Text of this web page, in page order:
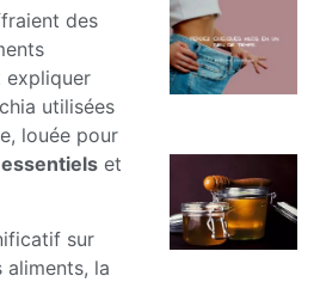
des
expliquer
utilisées
louée pour
et
sur
la